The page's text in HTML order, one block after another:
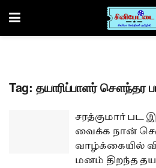
Tag: தயாரிப்பாளர் சௌந்தர
சரத்குமார் பட
வைக்க நான்
வாழ்க்கையில்
மனம் திறந்த